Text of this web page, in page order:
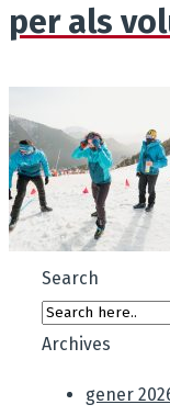
per als
Search
Archives
gener